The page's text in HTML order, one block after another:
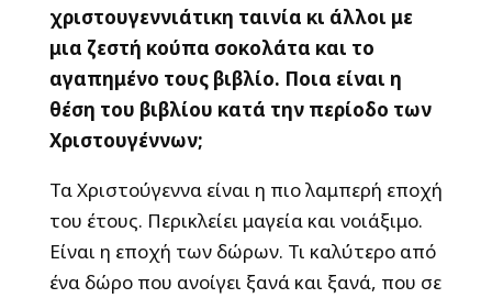
χριστουγεννιάτικη ταινία κι άλλοι με
μια ζεστή κούπα σοκολάτα και το
αγαπημένο τους βιβλίο. Ποια είναι η
θέση του βιβλίου κατά την περίοδο των
Χριστουγέννων;
Τα Χριστούγεννα είναι η πιο λαμπερή εποχή
του έτους. Περικλείει μαγεία και νοιάξιμο.
Είναι η εποχή των δώρων. Τι καλύτερο από
ένα δώρο που ανοίγει ξανά και ξανά, που σε